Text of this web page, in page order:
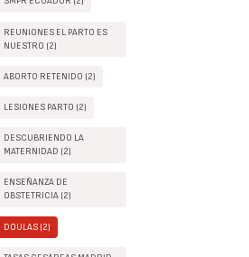
REUNIONES EL PARTO ES
NUESTRO (2)
ABORTO RETENIDO (2)
LESIONES PARTO (2)
DESCUBRIENDO LA
MATERNIDAD (2)
ENSEÑANZA DE
OBSTETRICIA (2)
DOULAS (2)